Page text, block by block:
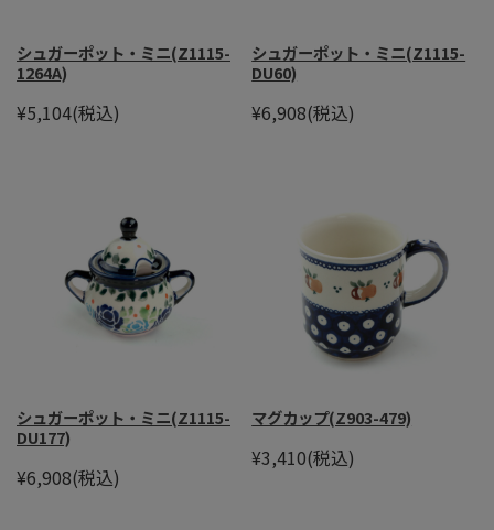
シュガーポット・ミニ(Z1115-
1264A)
¥5,104(税込)
シュガーポット・ミニ(Z1115-
DU60)
¥6,908(税込)
シュガーポット・ミニ(Z1115-
DU177)
¥6,908(税込)
マグカップ(Z903-479)
¥3,410(税込)